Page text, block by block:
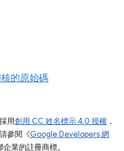
的原始碼
用創用 CC 姓名標示 4.0 授權 ，
參閱《Google Developers 網
業的註冊商標。